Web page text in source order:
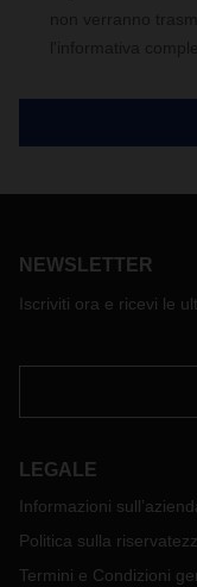
NEWSLETTER
Iscriviti ora e ricevi le
LEGALE
Informazioni
Politica sulla
Termini e Condizioni